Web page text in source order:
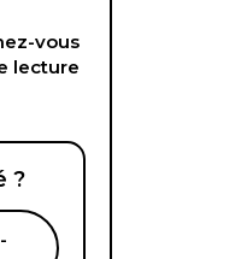
vous
lecture
?